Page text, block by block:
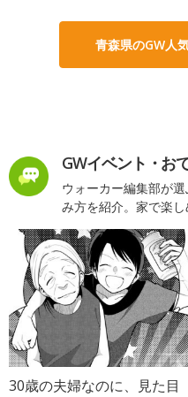
青森県のGW人
GWイベント・お
ウォーカー編集部が
み方を紹介。家で楽
30歳の夫婦なのに、見た目